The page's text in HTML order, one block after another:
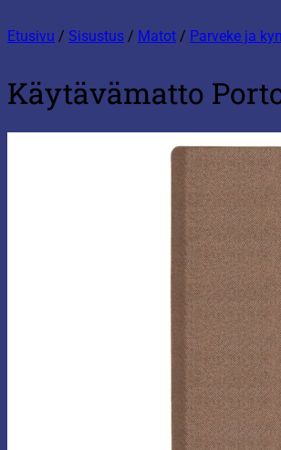
Etusivu / Sisustus / Matot / Parveke ja
Käytävämatto